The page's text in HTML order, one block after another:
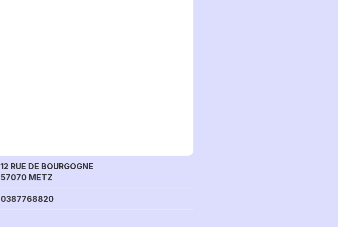
12 RUE DE BOURGOGNE
57070 METZ
0387768820